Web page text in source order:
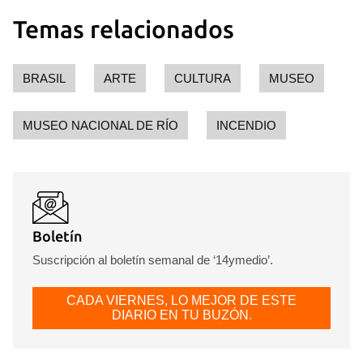
Temas relacionados
BRASIL ARTE CULTURA MUSEO
MUSEO NACIONAL DE RÍO INCENDIO
Boletín
Suscripción al boletín semanal de ‘14ymedio’.
CADA VIERNES, LO MEJOR DE ESTE
DIARIO EN TU BUZÓN.